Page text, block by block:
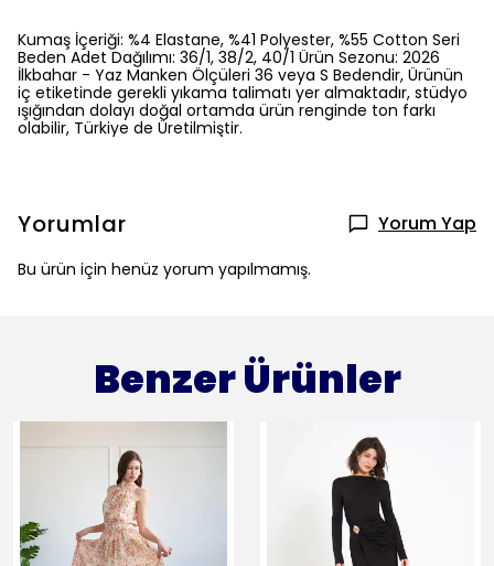
Kumaş İçeriği: %4 Elastane, %41 Polyester, %55 Cotton Seri
Beden Adet Dağılımı: 36/1, 38/2, 40/1 Ürün Sezonu: 2026
İlkbahar - Yaz Manken Ölçüleri 36 veya S Bedendir, Ürünün
iç etiketinde gerekli yıkama talimatı yer almaktadır, stüdyo
ışığından dolayı doğal ortamda ürün renginde ton farkı
olabilir, Türkiye de Üretilmiştir.
Yorumlar Yorum Yap
Bu ürün için henüz yorum yapılmamış.
Benzer Ürünler